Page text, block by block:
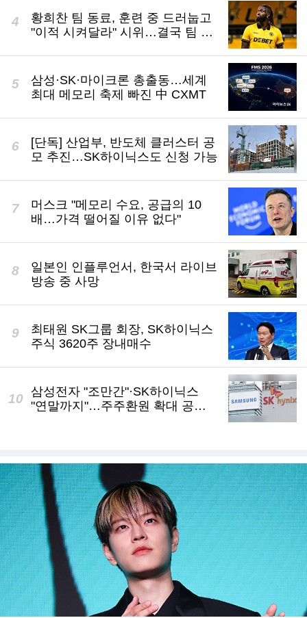
황희찬 팀 동료, 훈련 중 드러눕고
"이적 시켜달라" 시위…결국 팀 훈
삼성·SK·마이크론 총출동…세계
최대 메모리 축제 빠진 中 CXMT
[단독] 산업부, 반도체 클러스터 공
모 추진…SK하이닉스도 신청 가능
머스크 "메모리 수요, 공급의 10
배…가격 떨어질 이유 없다"
일본인 인플루언서, 한국서 라이브
방송 중 사망
최태원 SK그룹 회장, SK하이닉스
주식 3620주 장내매수
삼성전자 "조만간"·SK하이닉스
"연말까지"…주주환원 확대 공식